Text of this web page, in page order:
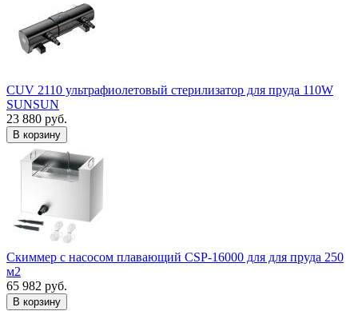
CUV 2110 ультрафиолетовый стерилизатор для пруда 110W
SUNSUN
23 880 руб.
В корзину
Скиммер с насосом плавающий CSP-16000 для для пруда 250
м2
65 982 руб.
В корзину